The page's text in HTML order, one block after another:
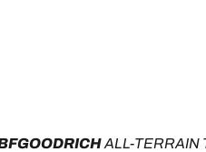
ALL-TERRAIN